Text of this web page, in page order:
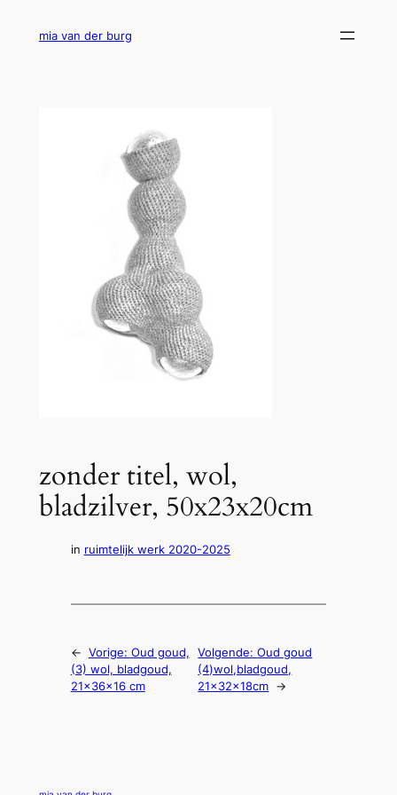
mia van der burg
zonder titel, wol,
bladzilver, 50x23x20cm
in ruimtelijk werk 2020-2025
← Vorige: Oud goud,
(3) wol, bladgoud,
21x36x16 cm
Volgende:Oud goud
(4)wol,bladgoud,
21x32x18cm →